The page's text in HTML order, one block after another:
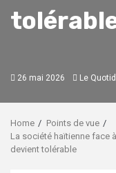
26 mai 2026 Le
Home
Points de vue
La société haïtienne face
devient tolérable